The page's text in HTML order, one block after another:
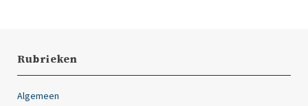
Rubrieken
Algemeen